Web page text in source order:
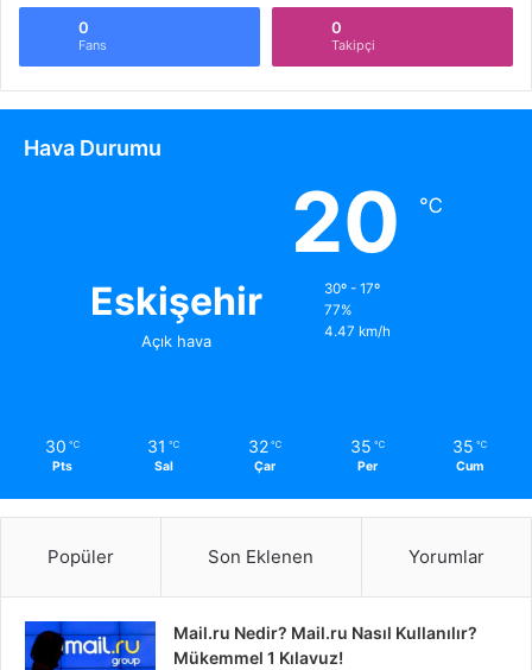
0
Fans
0
Takipçi
Hava Durumu
Eskişehir
Açık hava
20 ℃
30º - 17º
77%
4.47 km/h
30 ℃
Pts
31 ℃
Sal
32 ℃
Çar
35 ℃
Per
35 ℃
Cum
Popüler Son Eklenen Yorumlar
Mail.ru Nedir? Mail.ru Nasıl Kullanılır?
Mükemmel 1 Kılavuz!